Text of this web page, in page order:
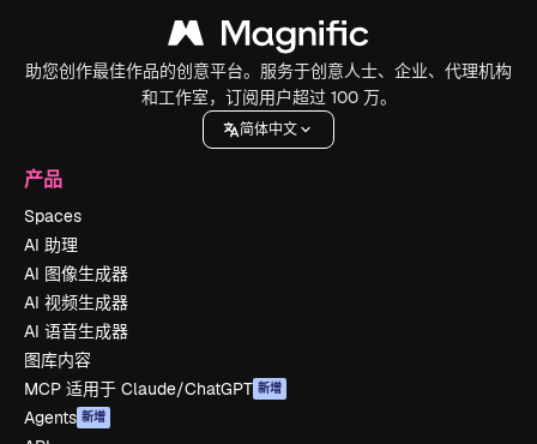
助您创作最佳作品的创意平台。服务于创意人士、企业、代理机构
和工作室，订阅用户超过 100 万。
简体中文
产品
Spaces
AI 助理
AI 图像生成器
AI 视频生成器
AI 语音生成器
图库内容
MCP 适用于 Claude/ChatGPT 新增
Agents 新增